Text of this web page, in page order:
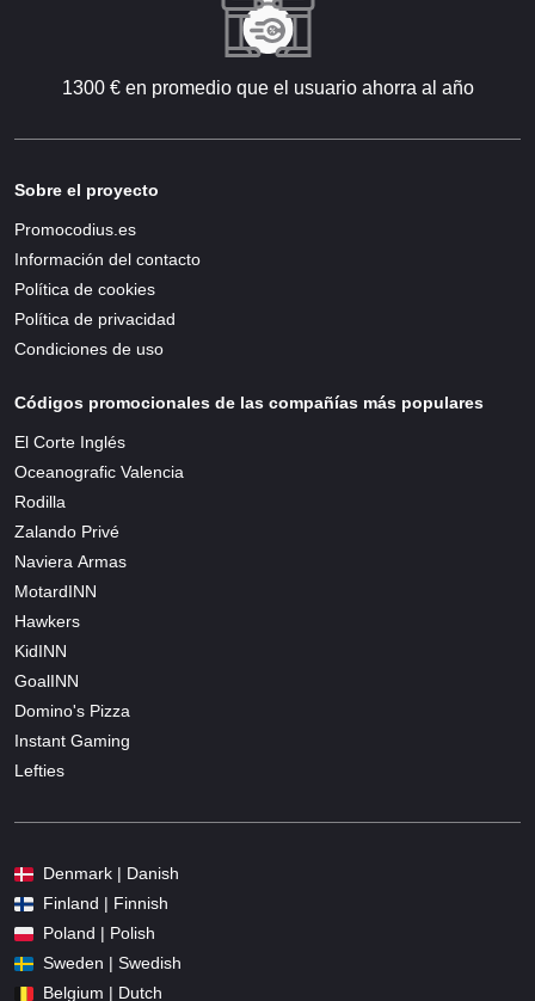
1300 € en promedio que el usuario ahorra al año
Sobre el proyecto
Promocodius.es
Información del contacto
Política de cookies
Política de privacidad
Condiciones de uso
Códigos promocionales de las compañías más populares
El Corte Inglés
Oceanografic Valencia
Rodilla
Zalando Privé
Naviera Armas
MotardINN
Hawkers
KidINN
GoalINN
Domino's Pizza
Instant Gaming
Lefties
Denmark | Danish
Finland | Finnish
Poland | Polish
Sweden | Swedish
Belgium | Dutch